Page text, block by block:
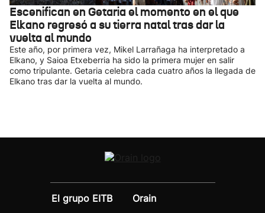
Escenifican en Getaria el momento en el que
Elkano regresó a su tierra natal tras dar la
vuelta al mundo
Este año, por primera vez, Mikel Larrañaga ha interpretado a
Elkano, y Saioa Etxeberria ha sido la primera mujer en salir
como tripulante. Getaria celebra cada cuatro años la llegada de
Elkano tras dar la vuelta al mundo.
El grupo EITB
Orain